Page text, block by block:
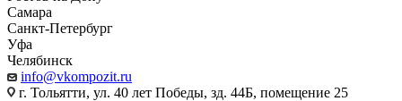
Самара
Санкт-Петербург
Уфа
Челябинск
info@vkompozit.ru
г. Тольятти, ул. 40 лет Победы, зд. 44Б, помещение 25